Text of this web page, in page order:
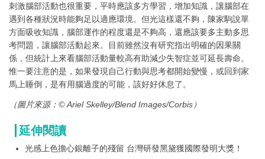
刺激腦部活動也很重要，平時應該多方學習，增加知識，讓腦部在
遇到各種狀況時能夠足以適應環境。但光這樣還不夠，陳家駒說單
方面吸收知識，腦部運作的程度還是不夠高，還應該要多主動多思
考問題，讓腦部活動起來。目前雖然沒有研究指出明確的因果關
係，但統計上來看腦部活動量較高有助減少失智症並可延長壽命。
惟一要注意的是，如果發現自己行動與思考都開始變慢，或回到家
馬上睡倒，是有用腦過度的可能，該好好休息了。
（圖片來源：© Ariel Skelley/Blend Images/Corbis）
延伸閱讀
光感上色擔心銀離子的殘留 台灣研發黑黛獲國際發明大獎！